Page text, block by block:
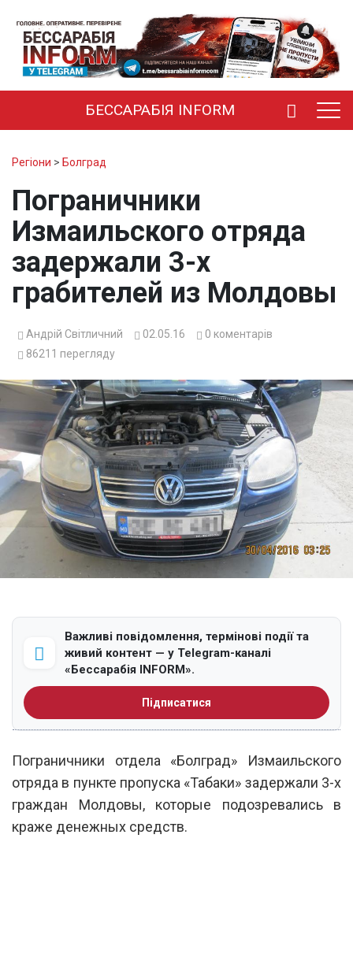
БЕССАРАБІЯ INFORM
Регіони > Болград
Пограничники
Измаильского отряда
задержали 3-х
грабителей из Молдовы
Андрій Світличний 02.05.16 0 коментарів
86211 перегляду
Важливі повідомлення, термінові події та
живий контент — у Telegram-каналі
«Бессарабія INFORM».
Підписатися
Пограничники отдела «Болград» Измаильского
отряда в пункте пропуска «Табаки» задержали 3-х
граждан Молдовы, которые подозревались в
краже денежных средств.